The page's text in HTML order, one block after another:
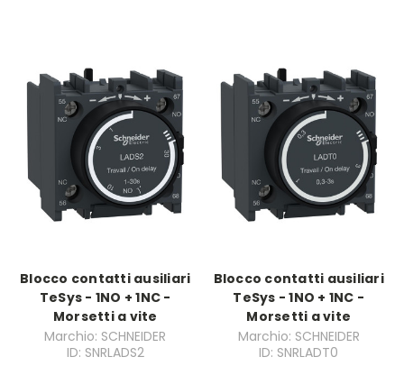
Blocco contatti ausiliari
TeSys - 1NO + 1NC -
Morsetti a vite
Marchio: SCHNEIDER
ID: SNRLADS2
Blocco contatti ausiliari
TeSys - 1NO + 1NC -
Morsetti a vite
Marchio: SCHNEIDER
ID: SNRLADT0